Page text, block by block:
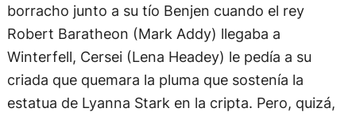
borracho junto a su tío Benjen cuando el rey
Robert Baratheon (Mark Addy) llegaba a
Winterfell, Cersei (Lena Headey) le pedía a su
criada que quemara la pluma que sostenía la
estatua de Lyanna Stark en la cripta. Pero, quizá,